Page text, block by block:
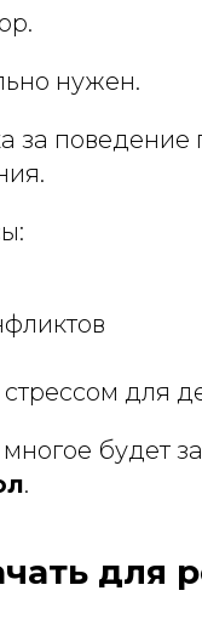
нужен.
за поведение
для
будет
.
для